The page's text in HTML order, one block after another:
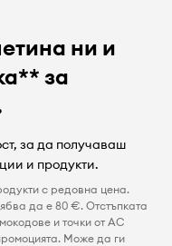
ни и
за
за да получаваш
и продукти.
с редовна цена.
да е 80 €. Отстъпката
и точки от AC
Може да ги